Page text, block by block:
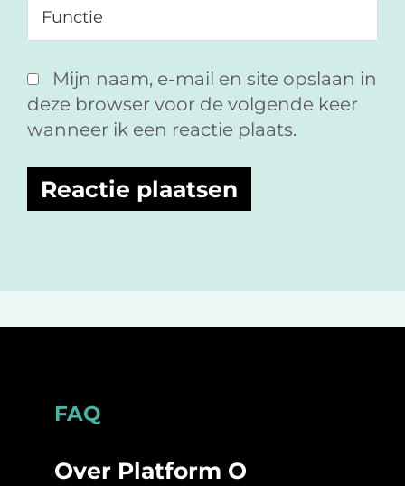
Mijn naam, e-mail en site opslaan in
deze browser voor de volgende keer
wanneer ik een reactie plaats.
Footer
FAQ
Over Platform O